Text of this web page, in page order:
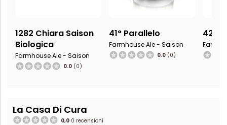
1282 Chiara Saison
Biologica
Farmhouse Ale - Saison
0.0 (0)
41° Parallelo
Farmhouse Ale - Saison
0.0 (0)
42 dB
La Casa Di Cura
0,0 0 recensioni